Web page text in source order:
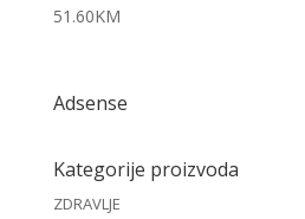
51.60KM
Adsense
Kategorije proizvoda
ZDRAVLJE